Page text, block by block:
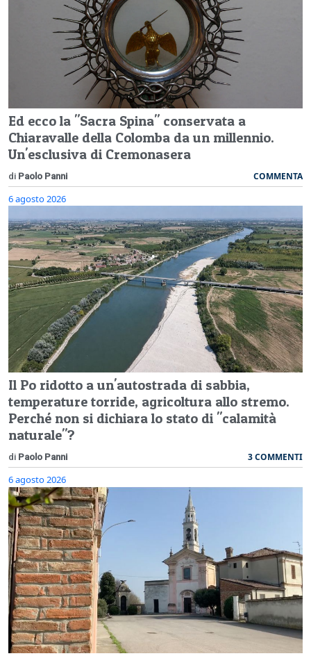
Ed ecco la "Sacra Spina" conservata a
Chiaravalle della Colomba da un millennio.
Un'esclusiva di Cremonasera
di Paolo Panni COMMENTA
6 agosto 2026
Il Po ridotto a un'autostrada di sabbia,
temperature torride, agricoltura allo stremo.
Perché non si dichiara lo stato di "calamità
naturale"?
di Paolo Panni 3 COMMENTI
6 agosto 2026